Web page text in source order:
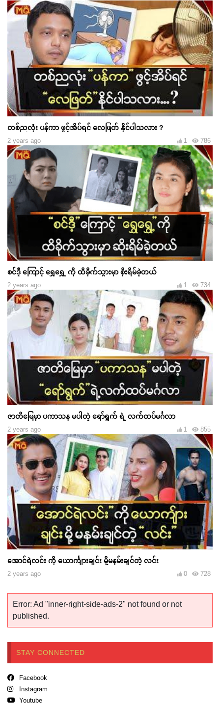
တစ်ညလုံး ပန်ကာ ဖွင့်အိပ်ရင် လေဖြတ် နိုင်ပါသလား ?
2 years ago 786
1
စင်ဒီ့ ကြောင့် ရွှေရွှေ့ ကို ထိခိုက်သွားမှာ စိုးရိမ်ခဲ့တယ်
2 years ago 734
1
ဇာတိမြေမှာ ပကာသန မပါတဲ့ ရော်ရွက် ရဲ့ လက်ထပ်မင်္ဂလာ
2 years ago 855
1
အောင်ရဲလင်း ကို ယောင်္ကျားချင်း မို့မနမ်းချင်တဲ့ လင်း
2 years ago 728
0
Error: Ad "inner-right-side-ads-2" not found or not
published.
STAY CONNECTED
Facebook
Instagram
Youtube